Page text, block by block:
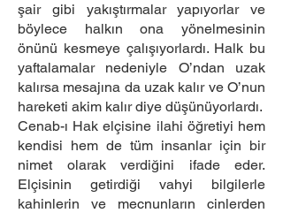
şair gibi yakıştırmalar yapıyorlar ve
böylece halkın ona yönelmesinin
önünü kesmeye çalışıyorlardı. Halk bu
yaftalamalar nedeniyle O’ndan uzak
kalırsa mesajına da uzak kalır ve O’nun
hareketi akim kalır diye düşünüyorlardı.
Cenab-ı Hak elçisine ilahi öğretiyi hem
kendisi hem de tüm insanlar için bir
nimet olarak verdiğini ifade eder.
Elçisinin getirdiği vahyi bilgilerle
kahinlerin ve mecnunların cinlerden